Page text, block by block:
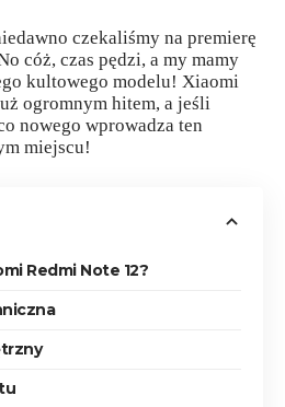
czekaliśmy na premierę
cóż, czas pędzi, a my mamy
kultowego modelu! Xiaomi
ogromnym hitem, a jeśli
nowego wprowadza ten
miejscu!
Redmi Note 12?